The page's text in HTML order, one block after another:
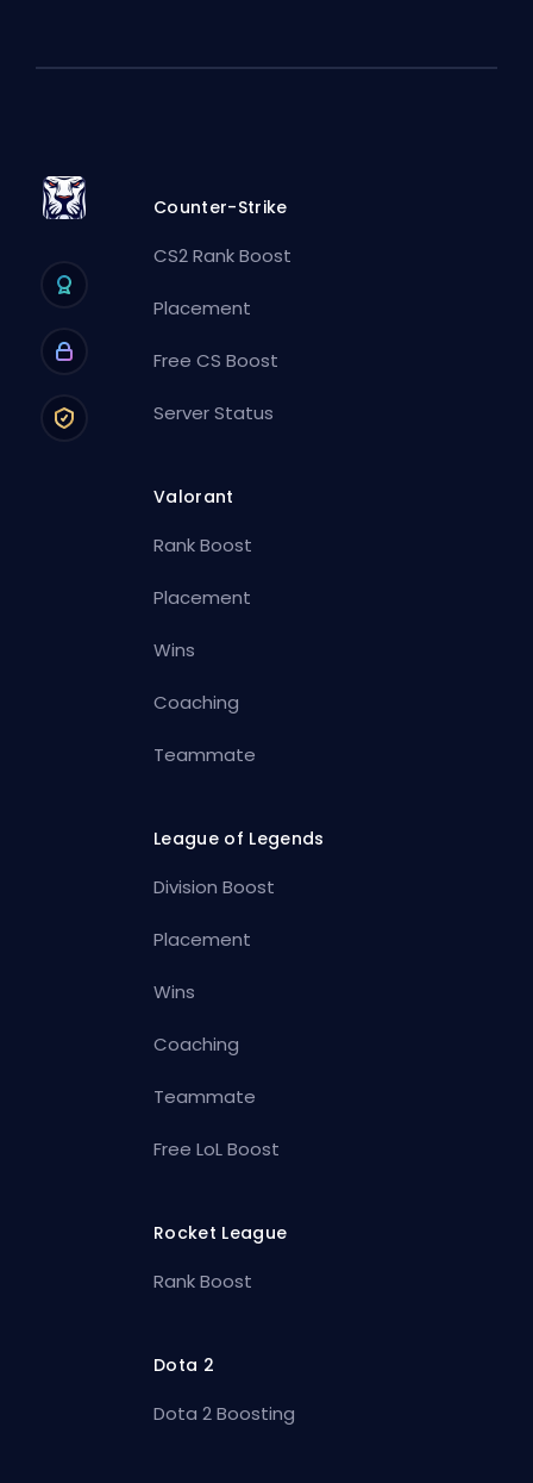
Counter-Strike
CS2 Rank Boost
Placement
Free CS Boost
Server Status
Valorant
Rank Boost
Placement
Wins
Coaching
Teammate
League of Legends
Division Boost
Placement
Wins
Coaching
Teammate
Free LoL Boost
Rocket League
Rank Boost
Dota 2
Dota 2 Boosting